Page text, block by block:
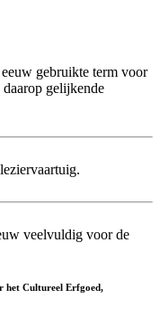
gebruikte term voor
daarop gelijkende
veelvuldig voor de
het Cultureel Erfgoed,